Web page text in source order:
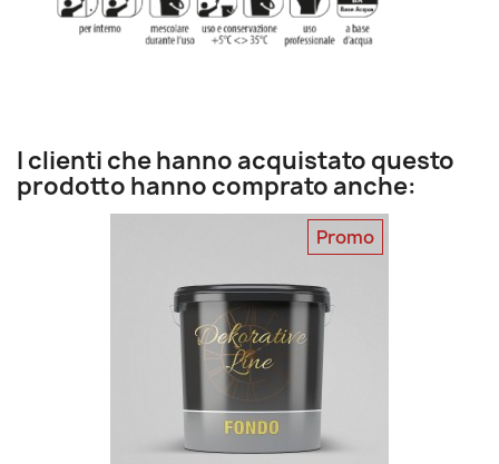
I clienti che hanno acquistato questo
prodotto hanno comprato anche:
Promo